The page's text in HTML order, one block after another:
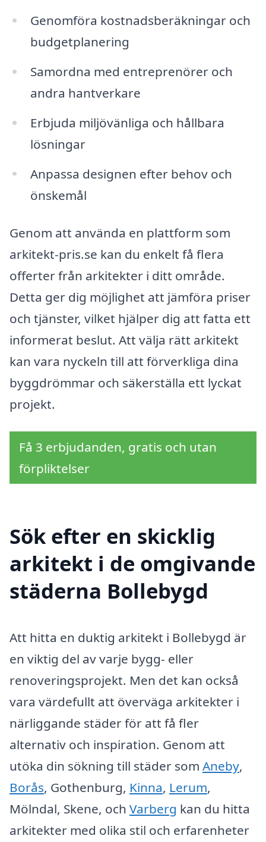
Genomföra kostnadsberäkningar och
budgetplanering
Samordna med entreprenörer och
andra hantverkare
Erbjuda miljövänliga och hållbara
lösningar
Anpassa designen efter behov och
önskemål
Genom att använda en plattform som
arkitekt-pris.se kan du enkelt få flera
offerter från arkitekter i ditt område.
Detta ger dig möjlighet att jämföra priser
och tjänster, vilket hjälper dig att fatta ett
informerat beslut. Att välja rätt arkitekt
kan vara nyckeln till att förverkliga dina
byggdrömmar och säkerställa ett lyckat
projekt.
Få 3 erbjudanden, gratis och utan
förpliktelser
Sök efter en skicklig
arkitekt i de omgivande
städerna Bollebygd
Att hitta en duktig arkitekt i Bollebygd är
en viktig del av varje bygg- eller
renoveringsprojekt. Men det kan också
vara värdefullt att överväga arkitekter i
närliggande städer för att få fler
alternativ och inspiration. Genom att
utöka din sökning till städer som Aneby,
Borås, Gothenburg, Kinna, Lerum,
Mölndal, Skene, och Varberg kan du hitta
arkitekter med olika stil och erfarenheter